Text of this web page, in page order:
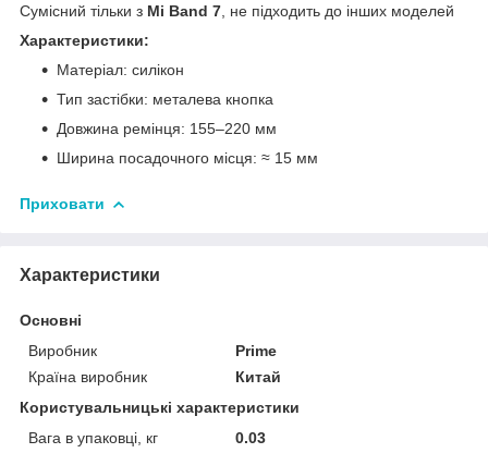
Сумісний тільки з Mi Band 7 , не підходить до інших моделей
Характеристики:
Матеріал: силікон
Тип застібки: металева кнопка
Довжина ремінця: 155–220 мм
Ширина посадочного місця: ≈ 15 мм
Приховати
Характеристики
Основні
Виробник
Prime
Країна виробник
Китай
Користувальницькі характеристики
Вага в упаковці, кг
0.03